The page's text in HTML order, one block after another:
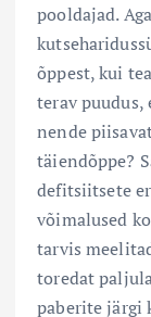
pooldajad.
õppest, kui
terav puudus,
nende
täiendõppe?
defitsiitsete
võimalused
tarvis
toredat
paberite järgi